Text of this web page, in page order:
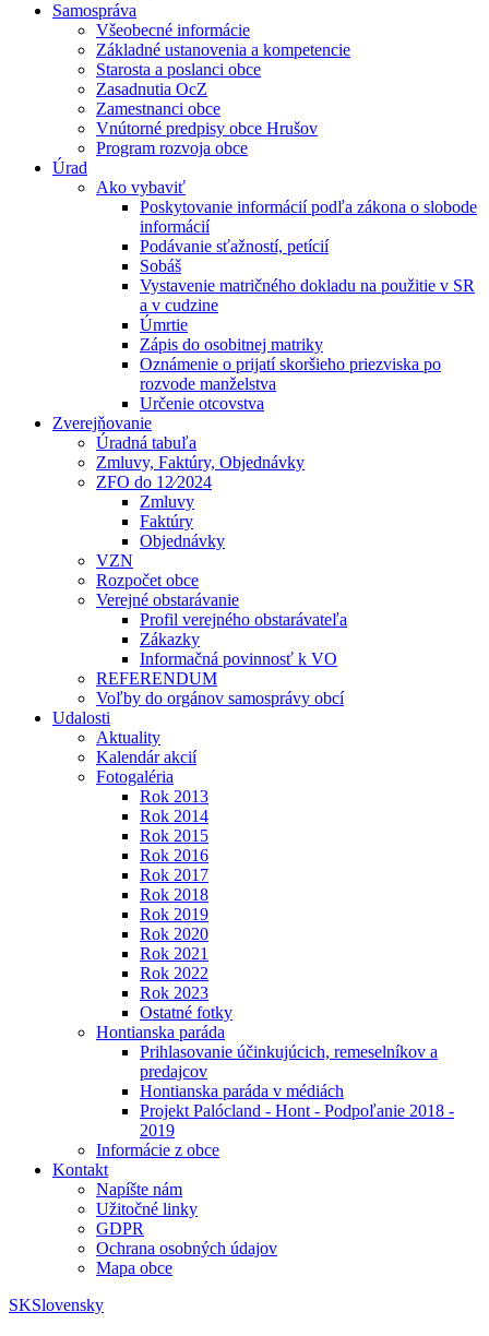
Samospráva
Všeobecné informácie
Základné ustanovenia a kompetencie
Starosta a poslanci obce
Zasadnutia OcZ
Zamestnanci obce
Vnútorné predpisy obce Hrušov
Program rozvoja obce
Úrad
Ako vybaviť
Poskytovanie informácií podľa zákona o slobode
informácií
Podávanie sťažností, petícií
Sobáš
Vystavenie matričného dokladu na použitie v SR
a v cudzine
Úmrtie
Zápis do osobitnej matriky
Oznámenie o prijatí skoršieho priezviska po
rozvode manželstva
Určenie otcovstva
Zverejňovanie
Úradná tabuľa
Zmluvy, Faktúry, Objednávky
ZFO do 12⁄2024
Zmluvy
Faktúry
Objednávky
VZN
Rozpočet obce
Verejné obstarávanie
Profil verejného obstarávateľa
Zákazky
Informačná povinnosť k VO
REFERENDUM
Voľby do orgánov samosprávy obcí
Udalosti
Aktuality
Kalendár akcií
Fotogaléria
Rok 2013
Rok 2014
Rok 2015
Rok 2016
Rok 2017
Rok 2018
Rok 2019
Rok 2020
Rok 2021
Rok 2022
Rok 2023
Ostatné fotky
Hontianska paráda
Prihlasovanie účinkujúcich, remeselníkov a
predajcov
Hontianska paráda v médiách
Projekt Palócland - Hont - Podpoľanie 2018 -
2019
Informácie z obce
Kontakt
Napíšte nám
Užitočné linky
GDPR
Ochrana osobných údajov
Mapa obce
SKSlovensky